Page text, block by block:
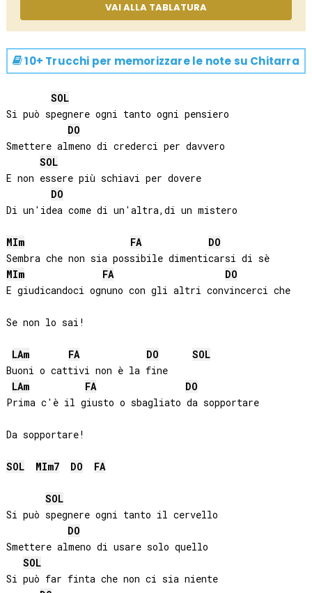
VAI ALLA TABLATURA
10+ Trucchi per memorizzare le note su Chitarra
SOL
Si può spegnere ogni tanto ogni pensiero
DO
Smettere almeno di crederci per davvero
SOL
E non essere più schiavi per dovere
DO
Di un'idea come di un'altra,di un mistero
MIm FA
DO
Sembra che non sia possibile dimenticarsi di sè
MIm FA
DO
E giudicandoci ognuno con gli altri convincerci che
Se non lo sai!
LAm FA DO
SOL
Buoni o cattivi non è la fine
LAm FA
DO
Prima c'è il giusto o sbagliato da sopportare
Da sopportare!
SOL MIm7 DO FA
SOL
Si può spegnere ogni tanto il cervello
DO
Smettere almeno di usare solo quello
SOL
Si può far finta che non ci sia niente